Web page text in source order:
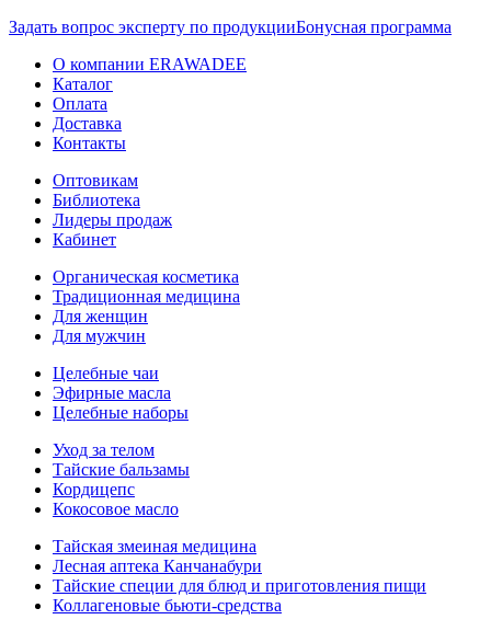
Задать вопрос эксперту по продукцииБонусная программа
О компании ERAWADEE
Каталог
Оплата
Доставка
Контакты
Оптовикам
Библиотека
Лидеры продаж
Кабинет
Органическая косметика
Традиционная медицина
Для женщин
Для мужчин
Целебные чаи
Эфирные масла
Целебные наборы
Уход за телом
Тайские бальзамы
Кордицепс
Кокосовое масло
Тайская змеиная медицина
Лесная аптека Канчанабури
Тайские специи для блюд и приготовления пищи
Коллагеновые бьюти-средства